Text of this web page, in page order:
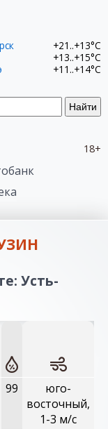
Найти
+21..+13°C
+13..+15°C
+11..+14°C
18+
Усть-
99
юго-
восточный,
1-3 м/с